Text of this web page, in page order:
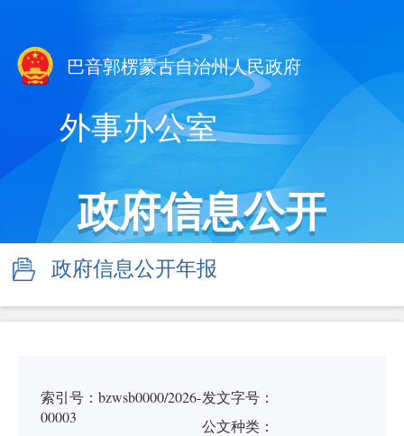
巴音郭楞蒙古自治州人民政府
外事办公室
政府信息公开
政府信息公开年报
索引号：bzwsb0000/2026-
00003
发文字号：
公文种类：